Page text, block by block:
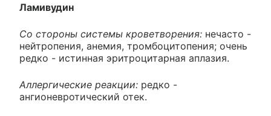
Ламивудин
Со стороны системы кроветворения: нечасто -
нейтропения, анемия, тромбоцитопения; очень
редко - истинная эритроцитарная аплазия.
Аллергические реакции: редко -
ангионевротический отек.